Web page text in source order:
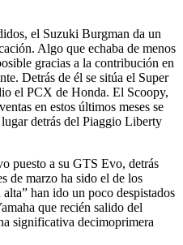
el Suzuki Burgman da un
Algo que echaba de menos
gracias a la contribución en
Detrás de él se sitúa el Super
el PCX de Honda. El Scoopy,
en estos últimos meses se
detrás del Piaggio Liberty
puesto a su GTS Evo, detrás
de marzo ha sido el de los
han ido un poco despistados
que recién salido del
significativa decimoprimera